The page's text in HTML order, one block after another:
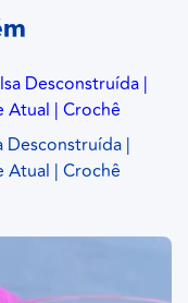
Desconstruída |
Atual | Crochê